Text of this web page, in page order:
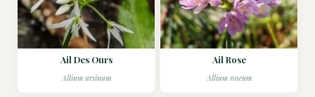
Ail Des Ours
Allium ursinum
Ail Rose
Allium roseum